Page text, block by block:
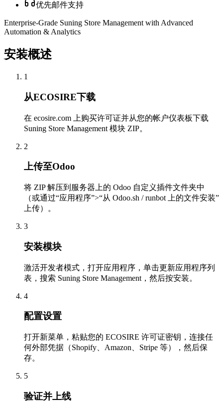
优先邮件支持
Enterprise-Grade Suning Store Management with Advanced
Automation & Analytics
安装概述
1
从ECOSIRE下载
在 ecosire.com 上购买许可证并从您的帐户仪表板下载
Suning Store Management 模块 ZIP。
2
上传至Odoo
将 ZIP 解压到服务器上的 Odoo 自定义插件文件夹中
（或通过“应用程序”>“从 Odoo.sh / runbot 上的文件安装”
上传）。
3
安装模块
激活开发者模式，打开应用程序，单击更新应用程序列
表，搜索 Suning Store Management，然后按安装。
4
配置设置
打开新菜单，粘贴您的 ECOSIRE 许可证密钥，连接任
何外部凭据（Shopify、Amazon、Stripe 等），然后保
存。
5
验证并上线